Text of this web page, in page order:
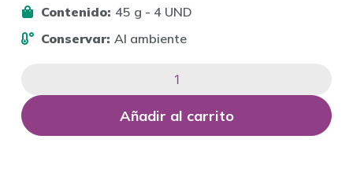
Contenido: 45 g - 4 UND
Conservar: Al ambiente
Añadir al carrito